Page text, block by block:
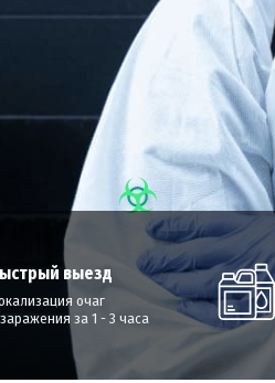
быстрый выезд
очаг
за 1 - 3 часа